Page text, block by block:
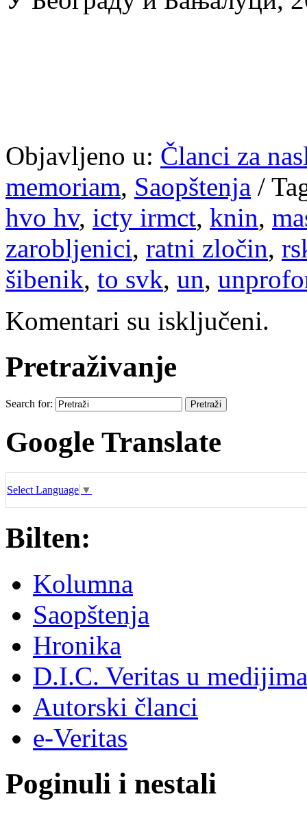
Objavljeno u: Članci za
memoriam, Saopštenja /
hvo hv, icty irmct, knin,
zarobljenici, ratni zločin,
šibenik, to svk, un,
Komentari su isključeni.
Pretraživanje
Search for:
Google Translate
Select Language ▼
Bilten:
Kolumna
Saopštenja
Hronika
D.I.C. Veritas u medijima
Autorski članci
e-Veritas
Poginuli i nestali